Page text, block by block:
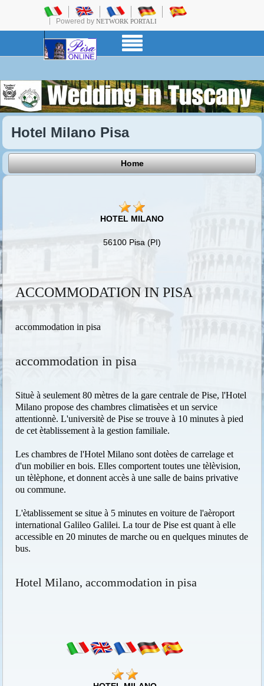
Powered by NETWORK PORTALI
Hotel Milano Pisa
Home
HOTEL MILANO
56100 Pisa (PI)
ACCOMMODATION IN PISA
accommodation in pisa
accommodation in pisa
Situè à seulement 80 mètres de la gare centrale de Pise, l'Hotel
Milano propose des chambres climatisèes et un service
attentionnè. L'universitè de Pise se trouve à 10 minutes à pied
de cet ètablissement à la gestion familiale.
Les chambres de l'Hotel Milano sont dotèes de carrelage et
d'un mobilier en bois. Elles comportent toutes une tèlèvision,
un tèlèphone, et donnent accès à une salle de bains privative
ou commune.
L'ètablissement se situe à 5 minutes en voiture de l'aèroport
international Galileo Galilei. La tour de Pise est quant à elle
accessible en 20 minutes de marche ou en quelques minutes de
bus.
Hotel Milano, accommodation in pisa